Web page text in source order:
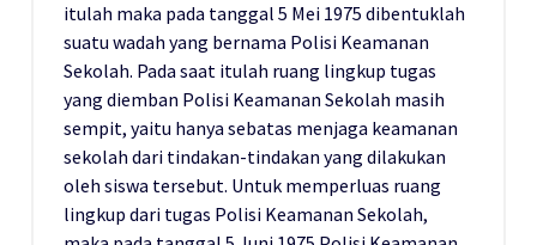
itulah maka pada tanggal 5 Mei 1975 dibentuklah
suatu wadah yang bernama Polisi Keamanan
Sekolah. Pada saat itulah ruang lingkup tugas
yang diemban Polisi Keamanan Sekolah masih
sempit, yaitu hanya sebatas menjaga keamanan
sekolah dari tindakan-tindakan yang dilakukan
oleh siswa tersebut. Untuk memperluas ruang
lingkup dari tugas Polisi Keamanan Sekolah,